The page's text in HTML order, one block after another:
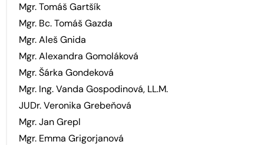
Mgr. Tomáš Gartšík
Mgr. Bc. Tomáš Gazda
Mgr. Aleš Gnida
Mgr. Alexandra Gomoláková
Mgr. Šárka Gondeková
Mgr. Ing. Vanda Gospodinová, LL.M.
JUDr. Veronika Grebeňová
Mgr. Jan Grepl
Mgr. Emma Grigorjanová